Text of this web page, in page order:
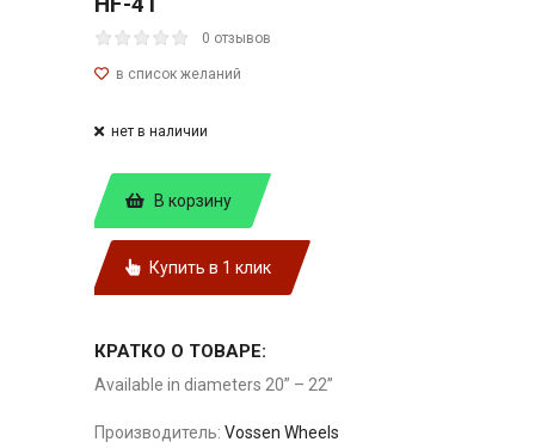
0 отзывов
нет в наличии
В корзину
Купить в 1 клик
КРАТКО О ТОВАРЕ:
Available in diameters 20” – 22”
Производитель: Vossen Wheels